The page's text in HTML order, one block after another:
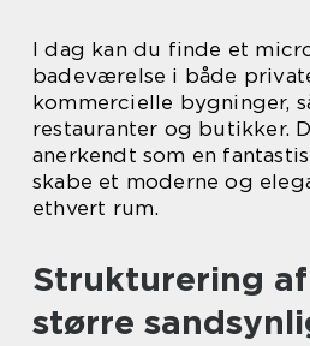
I dag kan du finde et
badeværelse i både
kommercielle bygninger,
restauranter og butikker.
anerkendt som en
skabe et moderne og
ethvert rum.
Strukturering
større